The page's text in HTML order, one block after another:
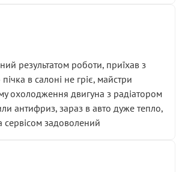
результатом роботи, приїхав з
в салоні не гріє, майстри
охолодження двигуна з радіатором
антифриз, зараз в авто дуже тепло,
задоволений